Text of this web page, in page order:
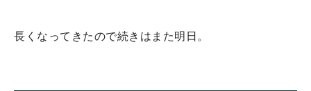
長くなってきたので続きはまた明日。